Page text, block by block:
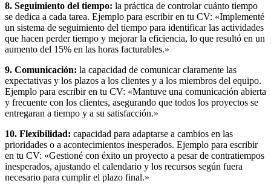
8. Seguimiento del tiempo: la práctica de controlar cuánto tiempo
se dedica a cada tarea. Ejemplo para escribir en tu CV: «Implementé
un sistema de seguimiento del tiempo para identificar las actividades
que hacen perder tiempo y mejorar la eficiencia, lo que resultó en un
aumento del 15% en las horas facturables.»
9. Comunicación: la capacidad de comunicar claramente las
expectativas y los plazos a los clientes y a los miembros del equipo.
Ejemplo para escribir en tu CV: «Mantuve una comunicación abierta
y frecuente con los clientes, asegurando que todos los proyectos se
entregaran a tiempo y a su satisfacción.»
10. Flexibilidad: capacidad para adaptarse a cambios en las
prioridades o a acontecimientos inesperados. Ejemplo para escribir
en tu CV: «Gestioné con éxito un proyecto a pesar de contratiempos
inesperados, ajustando el calendario y los recursos según fuera
necesario para cumplir el plazo final.»